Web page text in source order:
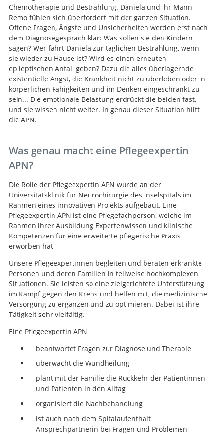
Chemotherapie und Bestrahlung. Daniela und ihr Mann
Remo fühlen sich überfordert mit der ganzen Situation.
Offene Fragen, Ängste und Unsicherheiten werden erst nach
dem Diagnosegespräch klar: Was sollen sie den Kindern
sagen? Wer fährt Daniela zur täglichen Bestrahlung, wenn
sie wieder zu Hause ist? Wird es einen erneuten
epileptischen Anfall geben? Dazu die alles überlagernde
existentielle Angst, die Krankheit nicht zu überleben oder in
körperlichen Fähigkeiten und im Denken eingeschränkt zu
sein... Die emotionale Belastung erdrückt die beiden fast,
und sie wissen nicht weiter. In genau dieser Situation hilft
die APN.
Was genau macht eine Pflegeexpertin
APN?
Die Rolle der Pflegeexpertin APN wurde an der
Universitätsklinik für Neurochirurgie des Inselspitals im
Rahmen eines innovativen Projekts aufgebaut. Eine
Pflegeexpertin APN ist eine Pflegefachperson, welche im
Rahmen ihrer Ausbildung Expertenwissen und klinische
Kompetenzen für eine erweiterte pflegerische Praxis
erworben hat.
Unsere Pflegeexpertinnen begleiten und beraten erkrankte
Personen und deren Familien in teilweise hochkomplexen
Situationen. Sie leisten so eine zielgerichtete Unterstützung
im Kampf gegen den Krebs und helfen mit, die medizinische
Versorgung zu ergänzen und zu optimieren. Dabei ist ihre
Tätigkeit sehr vielfältig.
Eine Pflegeexpertin APN
beantwortet Fragen zur Diagnose und Therapie
überwacht die Wundheilung
plant mit der Familie die Rückkehr der Patientinnen
und Patienten in den Alltag
organisiert die Nachbehandlung
ist auch nach dem Spitalaufenthalt
Ansprechpartnerin bei Fragen und Problemen